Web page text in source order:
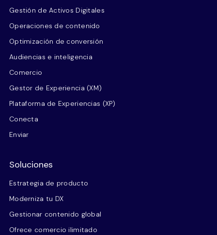
Gestión de Activos Digitales
Operaciones de contenido
Optimización de conversión
Audiencias e inteligencia
Comercio
Gestor de Experiencia (XM)
Plataforma de Experiencias (XP)
Conecta
Enviar
Soluciones
Estrategia de producto
Moderniza tu DX
Gestionar contenido global
Ofrece comercio ilimitado